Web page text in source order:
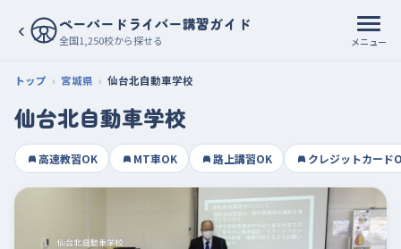
‹ ペーパードライバー講習ガイド
全国1,250校から探せる メニュー
トップ 宮城県 仙台北自動車学校
仙台北自動車学校
高速教習OK MT車OK 路上講習OK クレジットカード